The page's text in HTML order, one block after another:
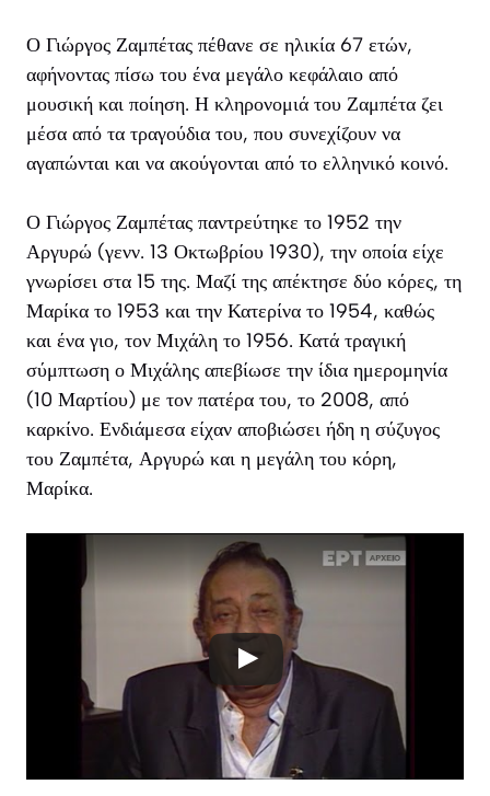
Ο Γιώργος Ζαμπέτας πέθανε σε ηλικία 67 ετών,
αφήνοντας πίσω του ένα μεγάλο κεφάλαιο από
μουσική και ποίηση. Η κληρονομιά του Ζαμπέτα ζει
μέσα από τα τραγούδια του, που συνεχίζουν να
αγαπώνται και να ακούγονται από το ελληνικό κοινό.
Ο Γιώργος Ζαμπέτας παντρεύτηκε το 1952 την
Αργυρώ (γενν. 13 Οκτωβρίου 1930), την οποία είχε
γνωρίσει στα 15 της. Μαζί της απέκτησε δύο κόρες, τη
Μαρίκα το 1953 και την Κατερίνα το 1954, καθώς
και ένα γιο, τον Μιχάλη το 1956. Κατά τραγική
σύμπτωση ο Μιχάλης απεβίωσε την ίδια ημερομηνία
(10 Μαρτίου) με τον πατέρα του, το 2008, από
καρκίνο. Ενδιάμεσα είχαν αποβιώσει ήδη η σύζυγος
του Ζαμπέτα, Αργυρώ και η μεγάλη του κόρη,
Μαρίκα.